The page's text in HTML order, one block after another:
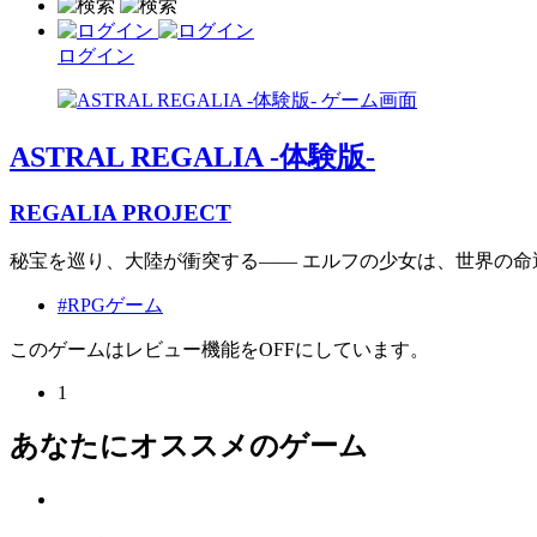
ログイン
ASTRAL REGALIA -体験版-
REGALIA PROJECT
秘宝を巡り、大陸が衝突する―― エルフの少女は、世界の命
#RPGゲーム
このゲームはレビュー機能をOFFにしています。
1
あなたにオススメのゲーム